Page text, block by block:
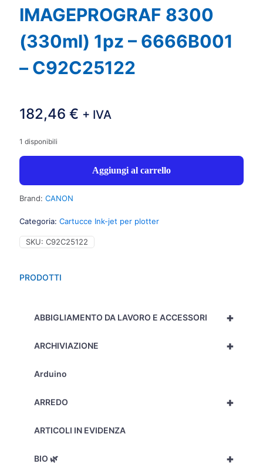
PRODOTTI
+
ABBIGLIAMENTO DA LAVORO E ACCESSORI
+
ARCHIVIAZIONE
Arduino
+
ARREDO
ARTICOLI IN EVIDENZA
+
BIO 🌿
IMAGEPROGRAF 8300
(330ml) 1pz – 6666B001
– C92C25122
182,46 € + IVA
1 disponibili
Aggiungi al carrello
Brand: CANON
Categoria: Cartucce Ink-jet per plotter
SKU: C92C25122